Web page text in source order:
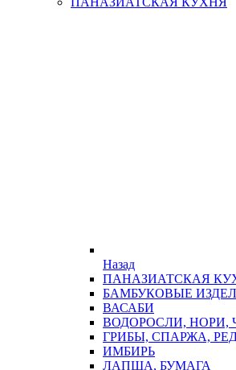
Назад
ПАНАЗИАТСКАЯ
БАМБУКОВЫЕ
ВАСАБИ
ВОДОРОСЛИ, НОРИ,
ГРИБЫ, СПАРЖА,
ИМБИРЬ
ЛАПША, БУМАГА